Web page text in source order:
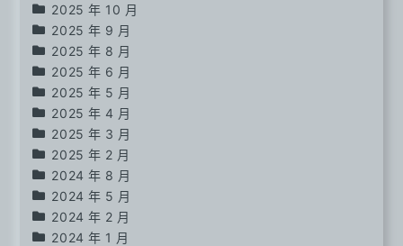
2025 年 10 月
2025 年 9 月
2025 年 8 月
2025 年 6 月
2025 年 5 月
2025 年 4 月
2025 年 3 月
2025 年 2 月
2024 年 8 月
2024 年 5 月
2024 年 2 月
2024 年 1 月